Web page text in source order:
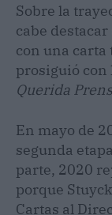
Sobre la
cabe
con una carta
prosiguió
Querida
En mayo de
segunda
parte, 2020
porque
Cartas al